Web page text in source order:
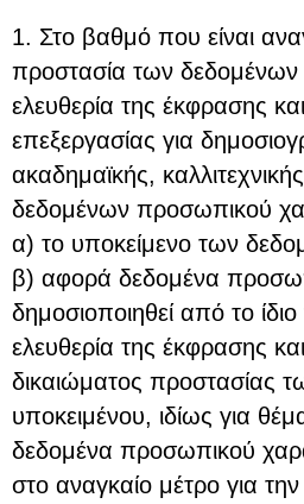
1. Στο βαθμό που είναι
προστασία των
ελευθερία της έκφρασης
επεξεργασίας για
ακαδημαϊκής,
δεδομένων προσωπικού
α) το υποκείμενο των
β) αφορά δεδομένα
δημοσιοποιηθεί από το
ελευθερία της έκφρασης
δικαιώματος προστασίας
υποκειμένου, ιδίως για
δεδομένα προσωπικού
στο αναγκαίο μέτρο για